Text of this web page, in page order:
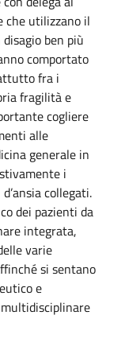
che utilizzano il
ben più
comportato
fra i
fragilità e
cogliere
alle
generale in
i
collegati.
dei pazienti da
integrata,
varie
si sentano
e